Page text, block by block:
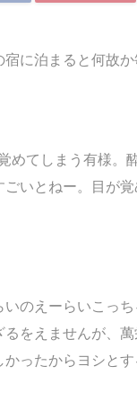
に泊まると何故
めてしまう有様。
いとねー。目が
のえーらいこっ
をえませんが、
ったからヨシとす